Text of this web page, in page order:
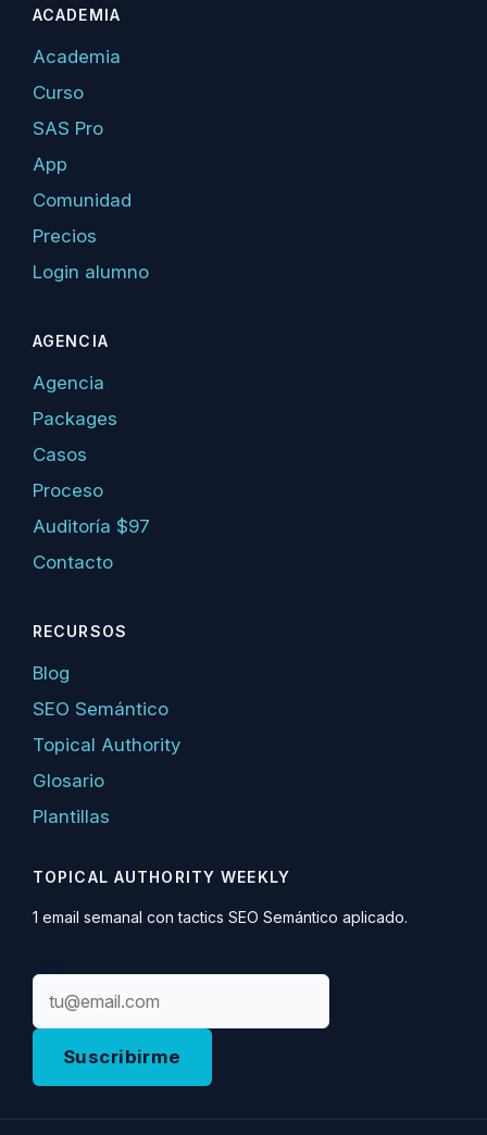
ACADEMIA
Academia
Curso
SAS Pro
App
Comunidad
Precios
Login alumno
AGENCIA
Agencia
Packages
Casos
Proceso
Auditoría $97
Contacto
RECURSOS
Blog
SEO Semántico
Topical Authority
Glosario
Plantillas
TOPICAL AUTHORITY WEEKLY
1 email semanal con tactics SEO Semántico aplicado.
Suscribirme